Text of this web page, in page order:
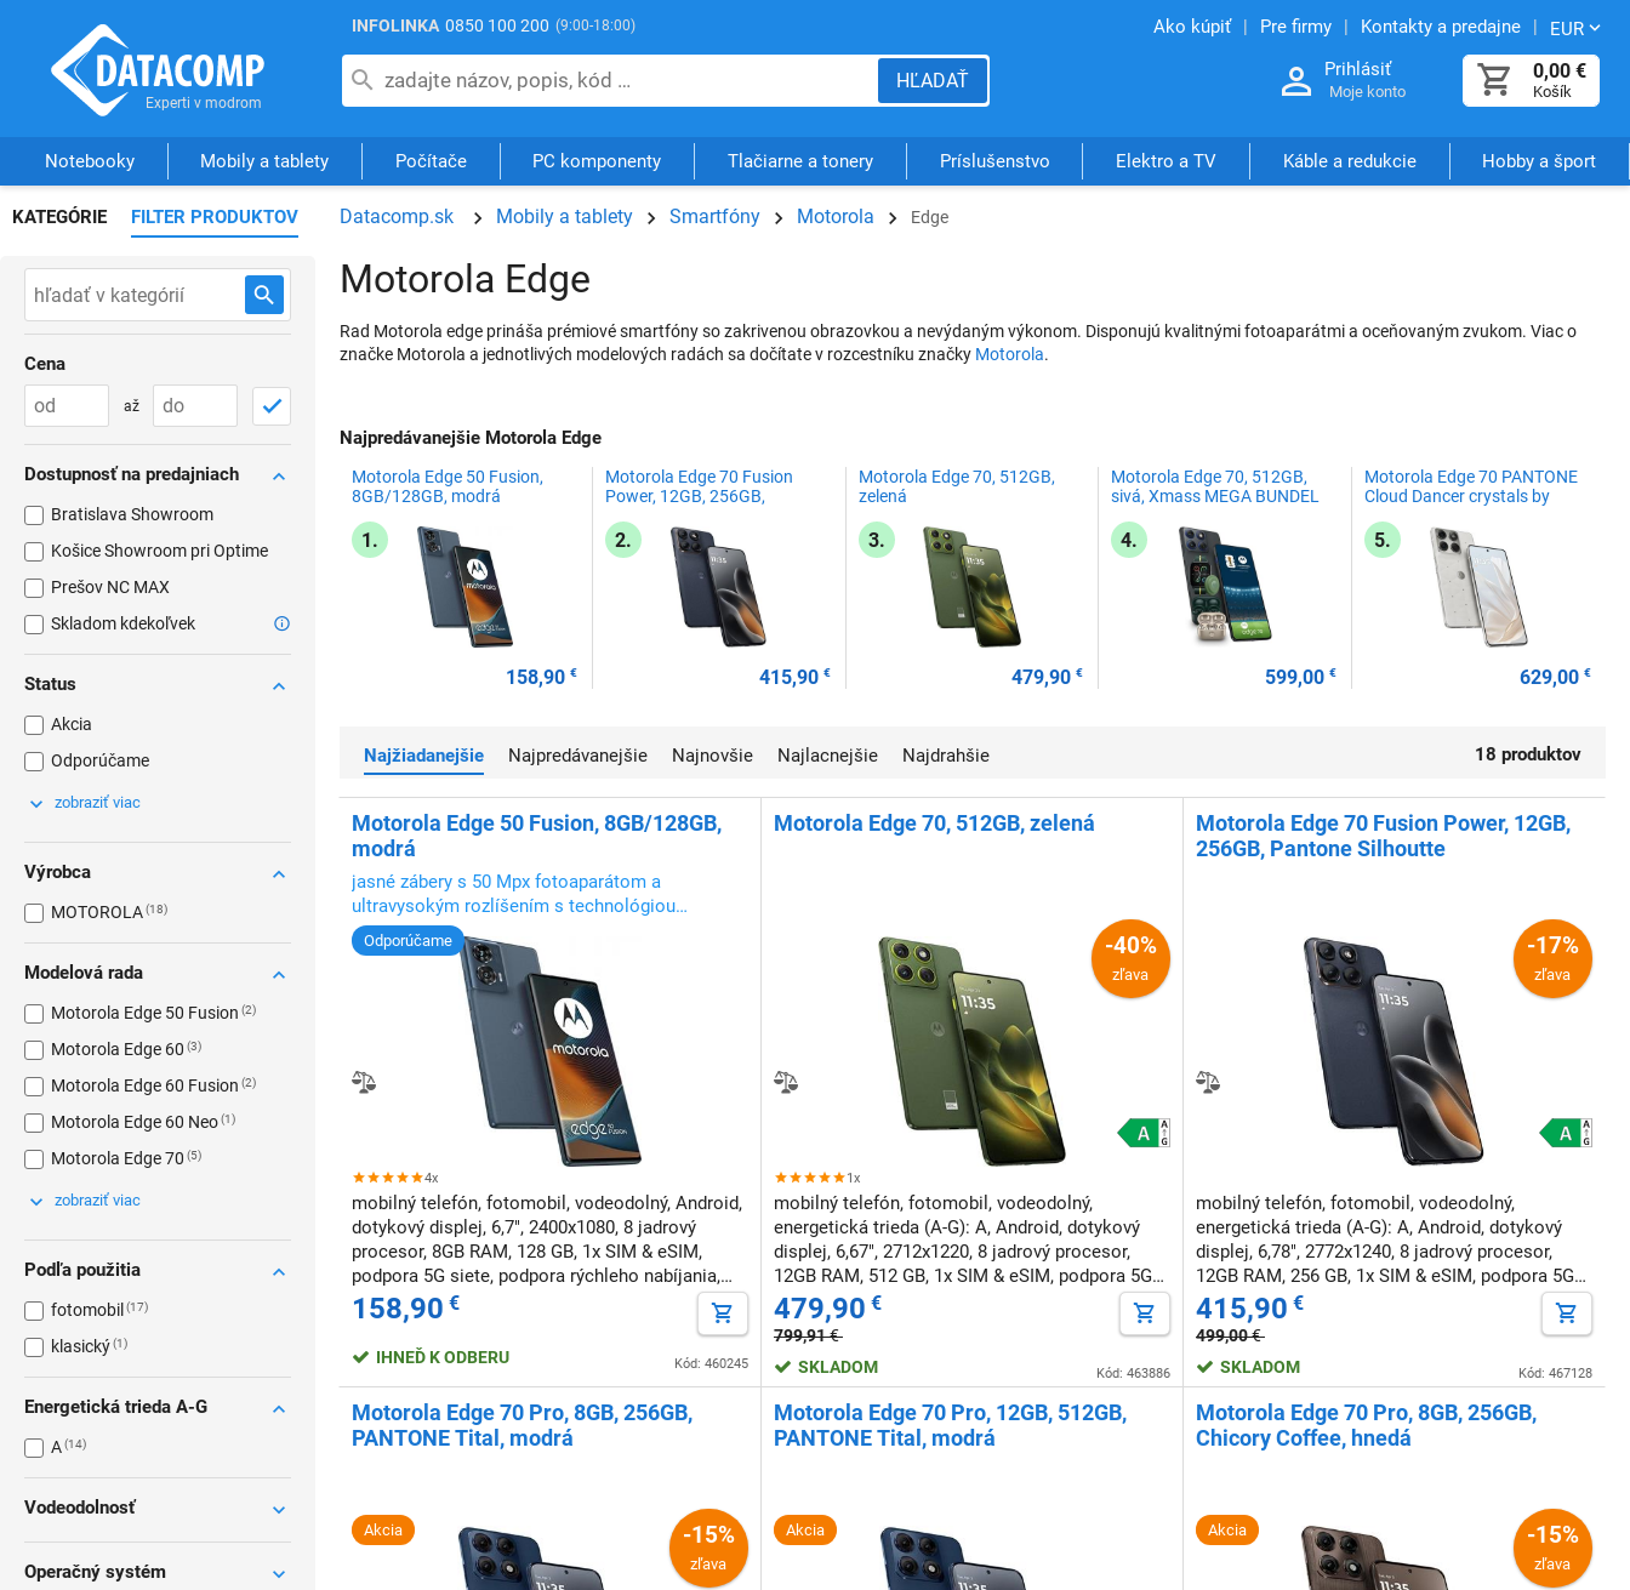
INFOLINKA 0850 100 200 (9:00-18:00) Ako kúpiť Pre firmy Kontakty a predajne EUR
0,00 €
Košík
Prihlásiť
Moje konto
HĽADAŤ
Notebooky Mobily a tablety Počítače PC komponenty Tlačiarne a tonery Príslušenstvo Elektro a TV Káble a redukcie Hobby a šport
KATEGÓRIE FILTER PRODUKTOV
Cena
až
Dostupnosť na predajniach
Bratislava Showroom
Košice Showroom pri Optime
Prešov NC MAX
Skladom kdekoľvek
Status
Akcia
Odporúčame
zobraziť viac
Výrobca
MOTOROLA 18
Modelová rada
Motorola Edge 50 Fusion 2
Motorola Edge 60 3
Motorola Edge 60 Fusion 2
Motorola Edge 60 Neo 1
Motorola Edge 70 5
zobraziť viac
Podľa použitia
fotomobil 17
klasický 1
Energetická trieda A-G
A 14
Vodeodolnosť
Operačný systém
Datacomp.sk Mobily a tablety Smartfóny Motorola Edge
Motorola Edge
Rad Motorola edge prináša prémiové smartfóny so zakrivenou obrazovkou a nevýdaným výkonom. Disponujú kvalitnými fotoaparátmi a oceňovaným zvukom. Viac o
značke Motorola a jednotlivých modelových radách sa dočítate v rozcestníku značky Motorola.
Najpredávanejšie Motorola Edge
1.
Motorola Edge 50 Fusion,
8GB/128GB, modrá
158,90 €
2.
Motorola Edge 70 Fusion
Power, 12GB, 256GB,
415,90 €
3.
Motorola Edge 70, 512GB,
zelená
479,90€
4.
Motorola Edge 70, 512GB,
sivá, Xmass MEGA BUNDEL
599,00€
5.
Motorola Edge 70 PANTONE
Cloud Dancer crystals by
629,00 €
Najžiadanejšie Najpredávanejšie Najnovšie Najlacnejšie Najdrahšie 18 produktov
Motorola Edge 50 Fusion, 8GB/128GB,
modrá
jasné zábery s 50 Mpx fotoaparátom a
ultravysokým rozlíšením s technológiou
Ultra Pixel
Odporúčame
4x
mobilný telefón, fotomobil, vodeodolný, Android,
dotykový displej, 6,7", 2400x1080, 8 jadrový
procesor, 8GB RAM, 128 GB, 1x SIM & eSIM,
podpora 5G siete, podpora rýchleho nabíjania,
NFC, odomknutie tvárou
158,90 €
Kód: 460245
IHNEĎ K ODBERU
Motorola Edge 70, 512GB, zelená
-40%
zľava
1x
mobilný telefón, fotomobil, vodeodolný,
energetická trieda (A-G): A, Android, dotykový
displej, 6,67", 2712x1220, 8 jadrový procesor,
12GB RAM, 512 GB, 1x SIM & eSIM, podpora 5G
siete, bezdrôtové nabíjanie, podpora rýchleho
nabíjania, NFC, odomknutie tvár
479,90 €
799,91€
Kód: 463886
SKLADOM
Motorola Edge 70 Fusion Power, 12GB,
256GB, Pantone Silhoutte
-17%
zľava
mobilný telefón, fotomobil, vodeodolný,
energetická trieda (A-G): A, Android, dotykový
displej, 6,78", 2772x1240, 8 jadrový procesor,
12GB RAM, 256 GB, 1x SIM & eSIM, podpora 5G
siete, podpora rýchleho nabíjania, NFC,
odomknutie tvárou
415,90 €
499,00€
Kód: 467128
SKLADOM
Motorola Edge 70 Pro, 8GB, 256GB,
PANTONE Tital, modrá
Akcia -15%
zľava
Motorola Edge 70 Pro, 12GB, 512GB,
PANTONE Tital, modrá
Akcia
Motorola Edge 70 Pro, 8GB, 256GB,
Chicory Coffee, hnedá
Akcia -15%
zľava